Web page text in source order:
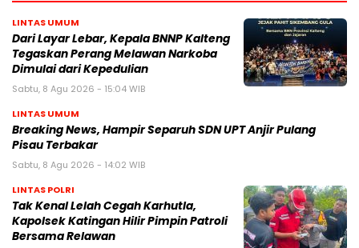
LINTAS UMUM
Dari Layar Lebar, Kepala BNNP Kalteng
Tegaskan Perang Melawan Narkoba
Dimulai dari Kepedulian
Sabtu, 8 Agu 2026 - 15:04 WIB
LINTAS UMUM
Breaking News, Hampir Separuh SDN UPT Anjir Pulang
Pisau Terbakar
Sabtu, 8 Agu 2026 - 14:02 WIB
LINTAS POLRI
Tak Kenal Lelah Cegah Karhutla,
Kapolsek Katingan Hilir Pimpin Patroli
Bersama Relawan